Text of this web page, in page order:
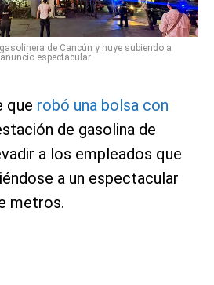
de Cancún y huye subiendo a
espectacular
que robó una bolsa con
de gasolina de
a los empleados que
a un espectacular
metros.